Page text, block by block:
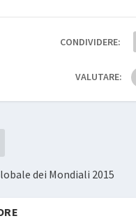
CONDIVIDERE:
VALUTARE:
dei Mondiali 2015